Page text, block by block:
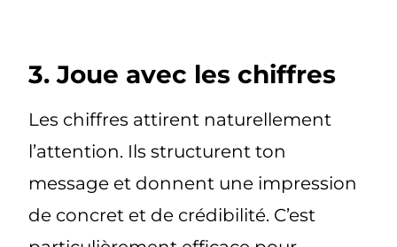
3. Joue avec les chiffres
Les chiffres attirent naturellement
l’attention. Ils structurent ton
message et donnent une impression
de concret et de crédibilité. C’est